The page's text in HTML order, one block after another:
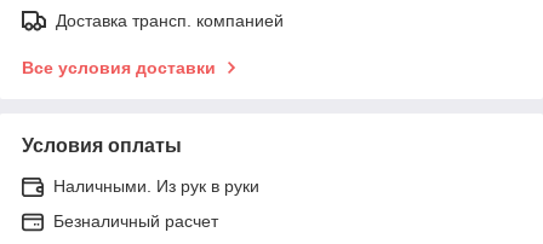
Доставка трансп. компанией
Все условия доставки
Условия оплаты
Наличными. Из рук в руки
Безналичный расчет